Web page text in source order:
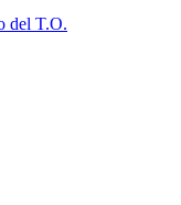
del T.O.